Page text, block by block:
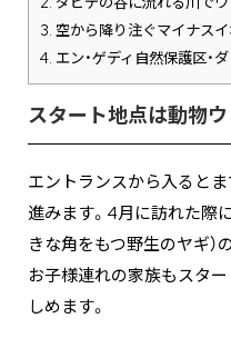
3. 空から降り注ぐマイナス
4. エン・ゲディ自然保護区・
スタート地点は動物
エントランスから入ると
進みます。4月に訪れた際
きな角をもつ野生のヤギ）
お子様連れの家族もスタ
しめます。